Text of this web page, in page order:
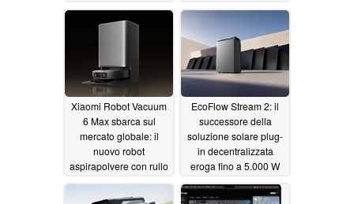
Xiaomi Robot Vacuum
6 Max sbarca sul
mercato globale: il
nuovo robot
aspirapolvere con rullo
rilevamento tramite IA
EcoFlow Stream 2: il
successore della
soluzione solare plug-
in decentralizzata
eroga fino a 5.000 W
06/24/2026